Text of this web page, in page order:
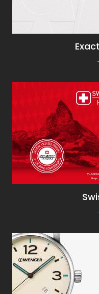
Relojes Swiss
Wenger Relojes